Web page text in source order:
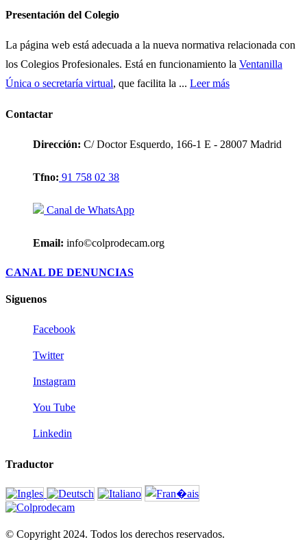
Presentación del Colegio
La página web está adecuada a la nueva normativa relacionada con
los Colegios Profesionales. Está en funcionamiento la Ventanilla
Única o secretaría virtual, que facilita la ... Leer más
Contactar
Dirección: C/ Doctor Esquerdo, 166-1 E - 28007 Madrid
Tfno: 91 758 02 38
Canal de WhatsApp
Email: info©colprodecam.org
CANAL DE DENUNCIAS
Siguenos
Facebook
Twitter
Instagram
You Tube
Linkedin
Traductor
© Copyright 2024. Todos los derechos reservados.